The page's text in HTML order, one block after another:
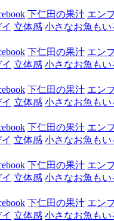
下仁田の果汁 エン
立体感 小さなお魚も
下仁田の果汁 エン
立体感 小さなお魚も
下仁田の果汁 エン
立体感 小さなお魚も
下仁田の果汁 エン
立体感 小さなお魚も
下仁田の果汁 エン
立体感 小さなお魚も
下仁田の果汁 エン
立体感 小さなお魚も